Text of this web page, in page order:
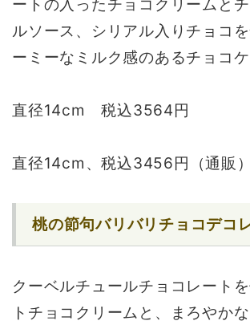
ートの入ったチョコクリームと
ルソース、シリアル入りチョコ
ーミーなミルク感のあるチョコケ
直径14cm 税込3564円
直径14cm、税込3456円（通販）
桃の節句バリバリチョコデコ
クーベルチュールチョコレート
トチョコクリームと、まろやか